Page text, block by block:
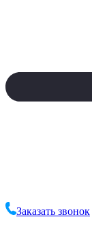
Заказать звонок